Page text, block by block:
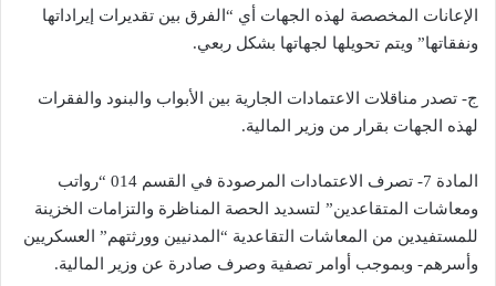
الإعانات المخصصة لهذه الجهات أي “الفرق بين تقديرات إيراداتها
ونفقاتها” ويتم تحويلها لجهاتها بشكل ربعي.
ج- تصدر مناقلات الاعتمادات الجارية بين الأبواب والبنود والفقرات
لهذه الجهات بقرار من وزير المالية.
المادة 7- تصرف الاعتمادات المرصودة في القسم 014 “رواتب
ومعاشات المتقاعدين” لتسديد الحصة المناظرة والتزامات الخزينة
للمستفيدين من المعاشات التقاعدية “المدنيين وورثتهم” العسكريين
وأسرهم- وبموجب أوامر تصفية وصرف صادرة عن وزير المالية.